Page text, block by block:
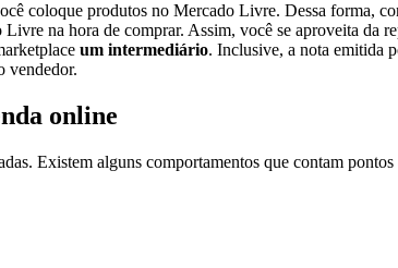
coloque produtos no Mercado Livre. Dessa forma,
na hora de comprar. Assim, você se aproveita da
um intermediário. Inclusive, a nota emitida
vendedor.
online
Existem alguns comportamentos que contam